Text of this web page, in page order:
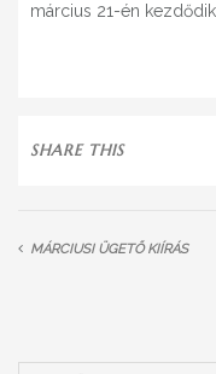
március 21-én
SHARE THIS
MÁRCIUSI ÜGETŐ KIÍRÁS